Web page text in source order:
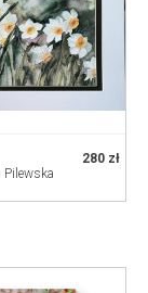
280 zł
Pilewska